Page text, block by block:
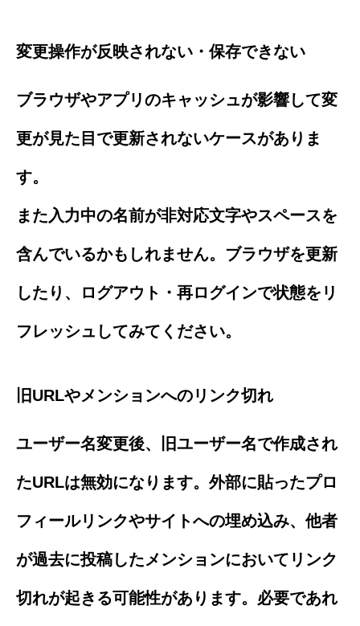
変更操作が反映されない・保存できない
ブラウザやアプリのキャッシュが影響して変
更が見た目で更新されないケースがありま
す。
また入力中の名前が非対応文字やスペースを
含んでいるかもしれません。ブラウザを更新
したり、ログアウト・再ログインで状態をリ
フレッシュしてみてください。
旧URLやメンションへのリンク切れ
ユーザー名変更後、旧ユーザー名で作成され
たURLは無効になります。外部に貼ったプロ
フィールリンクやサイトへの埋め込み、他者
が過去に投稿したメンションにおいてリンク
切れが起きる可能性があります。必要であれ